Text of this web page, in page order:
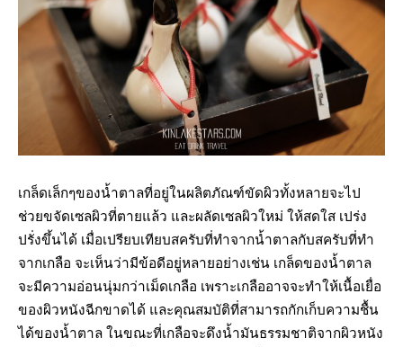
เกล็ดเล็กๆของน้ำตาลที่อยู่ในผลิตภัณฑ์ขัดผิวทั้งหลายจะไป
ช่วยขจัดเซลผิวที่ตายแล้ว และผลัดเซลผิวใหม่ ให้สดใส เปร่ง
ปรั่งขึ้นได้ เมื่อเปรียบเทียบสครับที่ทำจากน้ำตาลกับสครับที่ทำ
จากเกลือ จะเห็นว่ามีข้อดีอยู่หลายอย่างเช่น เกล็ดของน้ำตาล
จะมีความอ่อนนุ่มกว่าเม็ดเกลือ เพราะเกลืออาจจะทำให้เนื้อเยื่อ
ของผิวหนังฉีกขาดได้ และคุณสมบัติที่สามารถกักเก็บความชื้น
ได้ของน้ำตาล ในขณะที่เกลือจะดึงน้ำมันธรรมชาติจากผิวหนัง